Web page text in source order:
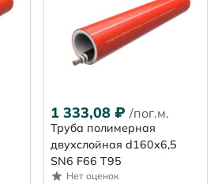
1 333,08 ₽ /пог.м.
Труба полимерная
двухслойная d160х6,5
SN6 F66 Т95
Нет оценок